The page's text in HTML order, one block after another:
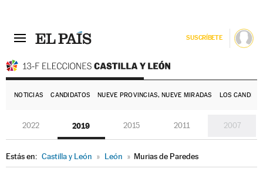
SUSCRÍBETE
NOTICIAS CANDIDATOS NUEVE PROVINCIAS, NUEVE MIRADAS LOS
2022 2019 2015 2011 2007
Estás en: Castilla y León » León » Murias de Paredes